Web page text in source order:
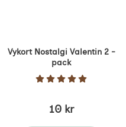
Vykort Nostalgi Valentin 2 -
pack
Art. nr 7874 Betyg: 5 Stjärnor
10 kr